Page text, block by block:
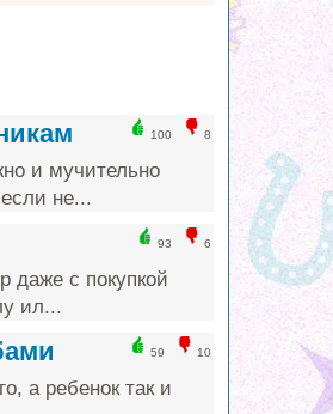
100 8
и мучительно
не...
93 6
даже с покупкой
ил...
59 10
а ребенок так и